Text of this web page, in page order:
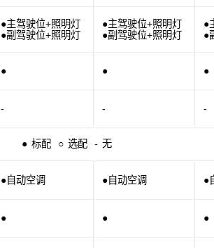
● 标配 ○ 选配 - 无
●主驾驶位+照明灯
●副驾驶位+照明灯
●主驾驶位+照明灯
●副驾驶位+照明灯
●
●
● ● ●
- - -
●自动空调 ●自动空调 ●
● ● ●